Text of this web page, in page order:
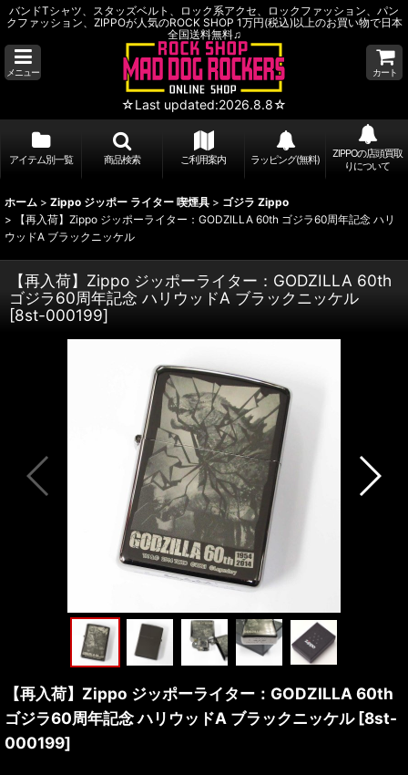
バンドTシャツ、スタッズベルト、ロック系アクセ、ロックファッション、パン
クファッション、ZIPPOが人気のROCK SHOP 1万円(税込)以上のお買い物で日本
全国送料無料♫
メニュー
☆Last updated:2026.8.8☆
カート
アイテム別一覧 商品検索 ご利用案内 ラッピング(無料)
ZIPPOの店頭買取
りについて
ホーム > Zippo ジッポー ライター 喫煙具 > ゴジラ Zippo
>
【再入荷】Zippo ジッポーライター：GODZILLA 60th ゴジラ60周年記念 ハリ
ウッドA ブラックニッケル
【再入荷】Zippo ジッポーライター：GODZILLA 60th
ゴジラ60周年記念 ハリウッドA ブラックニッケル
[8st-000199]
【再入荷】Zippo ジッポーライター：GODZILLA 60th
ゴジラ60周年記念 ハリウッドA ブラックニッケル [8st-
000199]